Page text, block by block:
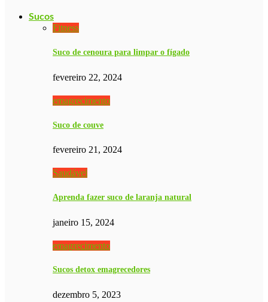
Sucos
Fitness
Suco de cenoura para limpar o fígado
fevereiro 22, 2024
emagrecimento
Suco de couve
fevereiro 21, 2024
Saudável
Aprenda fazer suco de laranja natural
janeiro 15, 2024
emagrecimento
Sucos detox emagrecedores
dezembro 5, 2023